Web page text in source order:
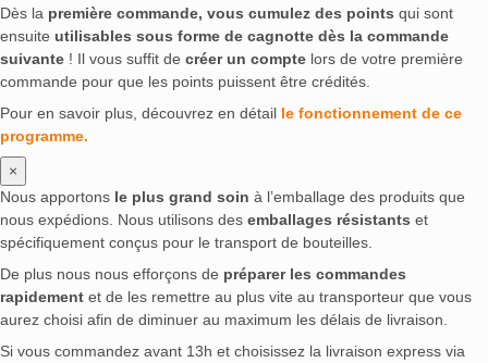
Dès la première commande, vous cumulez des points qui sont
ensuite utilisables sous forme de cagnotte dès la commande
suivante ! Il vous suffit de créer un compte lors de votre première
commande pour que les points puissent être crédités.
Pour en savoir plus, découvrez en détail le fonctionnement de ce
programme.
×
Nous apportons le plus grand soin à l’emballage des produits que
nous expédions. Nous utilisons des emballages résistants et
spécifiquement conçus pour le transport de bouteilles.
De plus nous nous efforçons de préparer les commandes
rapidement et de les remettre au plus vite au transporteur que vous
aurez choisi afin de diminuer au maximum les délais de livraison.
Si vous commandez avant 13h et choisissez la livraison express via